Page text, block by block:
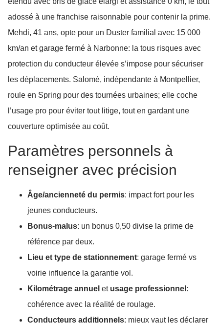
adossé à une franchise raisonnable pour contenir la prime.
Mehdi, 41 ans, opte pour un Duster familial avec 15 000
km/an et garage fermé à Narbonne: la tous risques avec
protection du conducteur élevée s’impose pour sécuriser
les déplacements. Salomé, indépendante à Montpellier,
roule en Spring pour des tournées urbaines; elle coche
l’usage pro pour éviter tout litige, tout en gardant une
couverture optimisée au coût.
Paramètres personnels à
renseigner avec précision
Âge/ancienneté du permis: impact fort pour les
jeunes conducteurs.
Bonus-malus: un bonus 0,50 divise la prime de
référence par deux.
Lieu et type de stationnement: garage fermé vs
voirie influence la garantie vol.
Kilométrage annuel et usage professionnel :
cohérence avec la réalité de roulage.
Conducteurs additionnels: mieux vaut les déclarer